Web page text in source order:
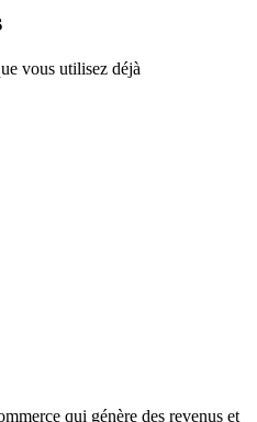
vous utilisez déjà
qui génère des revenus et